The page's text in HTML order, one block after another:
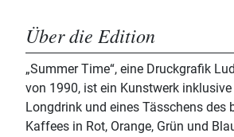
Über die Edition
„Summer Time“, eine Druckgrafik
von 1990, ist ein Kunstwerk
Longdrink und eines Tässchens des
Kaffees in Rot, Orange, Grün und